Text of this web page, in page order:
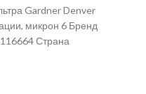
Gardner Denver
микрон 6 Бренд
Страна